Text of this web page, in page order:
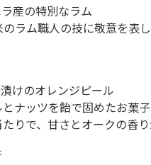
産の特別なラム
ラム職人の技に敬意を表
けのオレンジピール
ナッツを飴で固めたお菓
りで、甘さとオークの香